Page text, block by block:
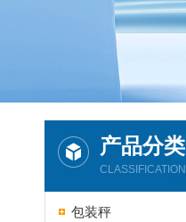
产品分类
CLASSIFICATION
包装秤